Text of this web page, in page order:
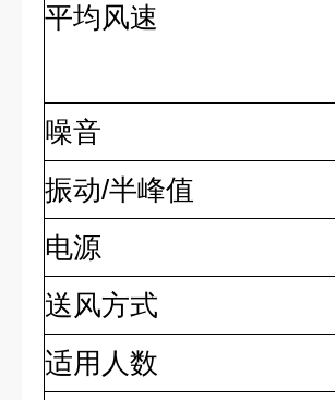
平均风速
噪音
振动/半峰值
电源
送风方式
适用人数